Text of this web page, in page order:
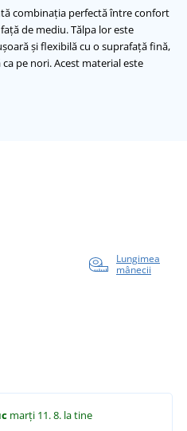
combinația perfectă între confort
de mediu. Tălpa lor este
și flexibilă cu o suprafață fină,
pe nori. Acest material este
Lungimea
mânecii
marți 11. 8. la tine